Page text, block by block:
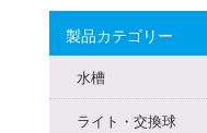
製品カテゴリー
水槽
ライト・交換球